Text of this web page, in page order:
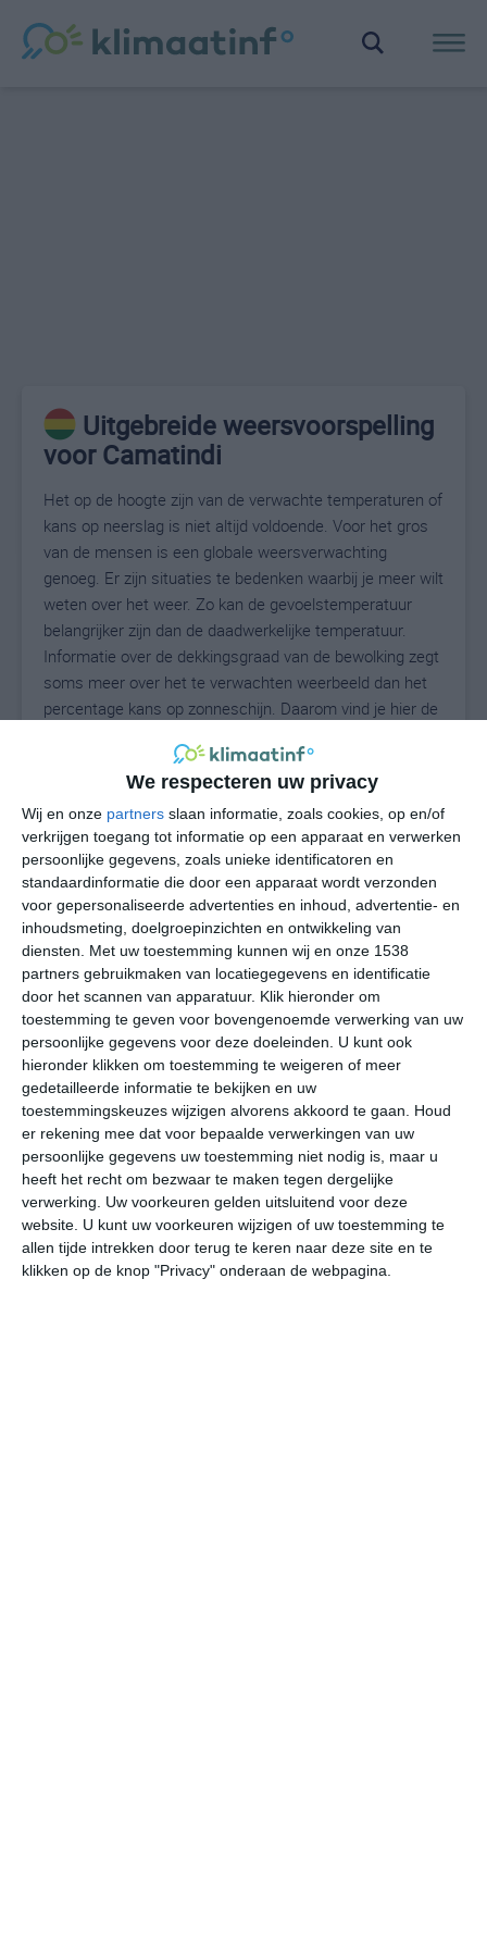
We respecteren uw privacy
Wij en onze partners slaan informatie, zoals cookies, op en/of
verkrijgen toegang tot informatie op een apparaat en verwerken
persoonlijke gegevens, zoals unieke identificatoren en
standaardinformatie die door een apparaat wordt verzonden
voor gepersonaliseerde advertenties en inhoud, advertentie- en
inhoudsmeting, doelgroepinzichten en ontwikkeling van
diensten. Met uw toestemming kunnen wij en onze 1538
partners gebruikmaken van locatiegegevens en identificatie
door het scannen van apparatuur. Klik hieronder om
toestemming te geven voor bovengenoemde verwerking van uw
persoonlijke gegevens voor deze doeleinden. U kunt ook
hieronder klikken om toestemming te weigeren of meer
gedetailleerde informatie te bekijken en uw
toestemmingskeuzes wijzigen alvorens akkoord te gaan. Houd
er rekening mee dat voor bepaalde verwerkingen van uw
persoonlijke gegevens uw toestemming niet nodig is, maar u
heeft het recht om bezwaar te maken tegen dergelijke
verwerking. Uw voorkeuren gelden uitsluitend voor deze
website. U kunt uw voorkeuren wijzigen of uw toestemming te
allen tijde intrekken door terug te keren naar deze site en te
klikken op de knop "Privacy" onderaan de webpagina.
Uitgebreide weersvoorspelling
voor Camatindi
Het op de hoogte zijn van de verwachte temperaturen of
kans op neerslag is niet altijd voldoende. Voor het gros
van de mensen is een globale weersverwachting
genoeg. Er zijn situaties te bedenken waarbij je meer wilt
weten over het weer. Zo kan de gevoelstemperatuur
belangrijker zijn dan de daadwerkelijke temperatuur.
Informatie over de dekkingsgraad van de bewolking zegt
soms meer over het te verwachten weerbeeld dan het
percentage kans op zonneschijn. Daarom vind je hier de
18°C
ma
21° 14°
di
17° 12°
wo
18° 9°
do
23° 7° 20°
16°C 17°C 14°C
00:00 03:00 06:00 09:00 12:00
00:00 03:00 06:00 09:00 12:00